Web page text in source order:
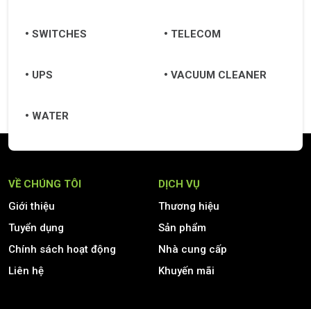
SWITCHES TELECOM
UPS VACUUM CLEANER
WATER
VỀ CHÚNG TÔI
Giới thiệu
Tuyển dụng
Chính sách hoạt động
Liên hệ
DỊCH VỤ
Thương hiệu
Sản phẩm
Nhà cung cấp
Khuyến mãi